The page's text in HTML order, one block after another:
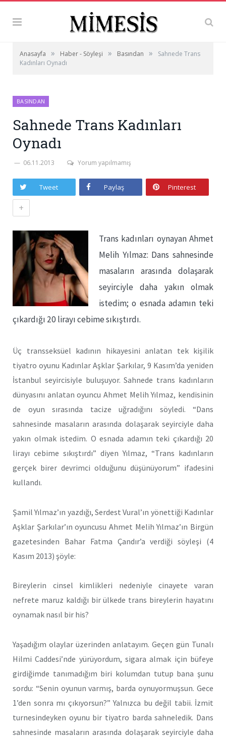
Anasayfa » Haber - Söyleşi » Basından »
Sahnede Trans
Kadınları Oynadı
BASINDAN
Sahnede Trans Kadınları
Oynadı
06.11.2013 Yorum yapılmamış
Tweet Paylaş Pinterest
+
Trans kadınları oynayan Ahmet
Melih Yılmaz: Dans sahnesinde
masaların arasında dolaşarak
seyirciyle daha yakın olmak
istedim; o esnada adamın teki
çıkardığı 20 lirayı cebime sıkıştırdı.
Üç transseksüel kadının hikayesini anlatan tek kişilik
tiyatro oyunu Kadınlar Aşklar Şarkılar, 9 Kasım’da yeniden
İstanbul seyircisiyle buluşuyor. Sahnede trans kadınların
dünyasını anlatan oyuncu Ahmet Melih Yılmaz, kendisinin
de oyun sırasında tacize uğradığını söyledi. “Dans
sahnesinde masaların arasında dolaşarak seyirciyle daha
yakın olmak istedim. O esnada adamın teki çıkardığı 20
lirayı cebime sıkıştırdı” diyen Yılmaz, “Trans kadınların
gerçek birer devrimci olduğunu düşünüyorum” ifadesini
kullandı.
Şamil Yılmaz’ın yazdığı, Serdest Vural’ın yönettiği Kadınlar
Aşklar Şarkılar’ın oyuncusu Ahmet Melih Yılmaz’ın Birgün
gazetesinden Bahar Fatma Çandır’a verdiği söyleşi (4
Kasım 2013) şöyle:
Bireylerin cinsel kimlikleri nedeniyle cinayete varan
nefrete maruz kaldığı bir ülkede trans bireylerin hayatını
oynamak nasıl bir his?
Yaşadığım olaylar üzerinden anlatayım. Geçen gün Tunalı
Hilmi Caddesi’nde yürüyordum, sigara almak için büfeye
girdiğimde tanımadığım biri kolumdan tutup bana şunu
sordu: “Senin oyunun varmış, barda oynuyormuşsun. Gece
1’den sonra mı çıkıyorsun?” Yalnızca bu değil tabii. İzmit
turnesindeyken oyunu bir tiyatro barda sahneledik. Dans
sahnesinde masaların arasında dolaşarak seyirciyle daha